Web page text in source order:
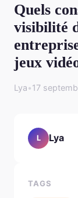
Quels
visibilité
jeux
Lya•17
L Lya
TAGS